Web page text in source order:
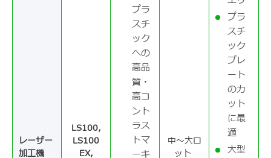
レーザー
加工機
LS100,
LS100
EX,
プラ
スチ
ック
への
高品
質・
高コ
ント
ラス
トマ
ーキ
中～大ロ
ット
プラ
スチ
ック
プレ
ート
のカ
ット
に最
適
大型